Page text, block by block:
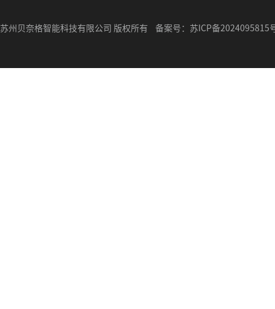
苏州贝奈格智能科技有限公司 版权所有 备案号： 苏ICP备2024095815